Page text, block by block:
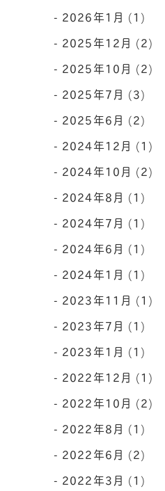
2026年1月 (1)
2025年12月 (2)
2025年10月 (2)
2025年7月 (3)
2025年6月 (2)
2024年12月 (1)
2024年10月 (2)
2024年8月 (1)
2024年7月 (1)
2024年6月 (1)
2024年1月 (1)
2023年11月 (1)
2023年7月 (1)
2023年1月 (1)
2022年12月 (1)
2022年10月 (2)
2022年8月 (1)
2022年6月 (2)
2022年3月 (1)